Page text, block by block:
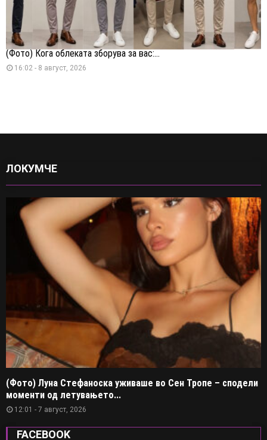
(Фото) Кога облеката зборува за вас:...
16:02 - 8 август, 2026
ЛОКУМЧЕ
(Фото) Луна Стефаноска уживаше во Сен Тропе – сподели
моменти од летувањето...
12:01 - 7 август, 2026
FACEBOOK